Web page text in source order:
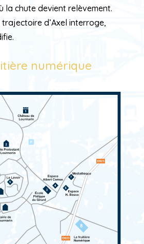
la chute devient relèvement.
trajectoire d’Axel interroge,
numérique